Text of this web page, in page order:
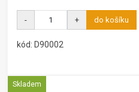
- + do košíku
kód: D90002
Skladem